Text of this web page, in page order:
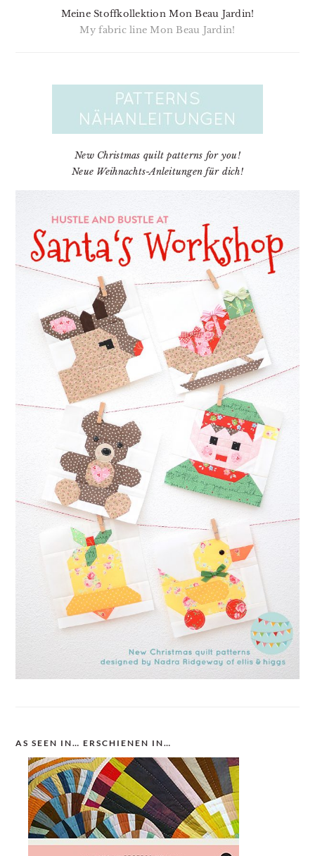
Meine Stoffkollektion Mon Beau Jardin!
My fabric line Mon Beau Jardin!
New Christmas quilt patterns for you!
Neue Weihnachts-Anleitungen für dich!
AS SEEN IN… ERSCHIENEN IN…